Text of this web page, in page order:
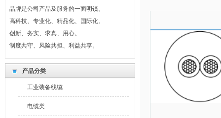
品牌是公司产品及服务的一面明镜。
高科技、专业化、精品化、国际化。
创新、务实、求真、用心。
制度共守、风险共担、利益共享。
我们坚持回报社会，奉献爱心。
产品的不断创新是持续发展的轨迹和标志。
产品质量和服务质量是公司发展的生命线。
品牌是公司产品及服务的一面明镜。
高科技、专业化、精品化、国际化。
产品分类
工业装备线缆
电缆类